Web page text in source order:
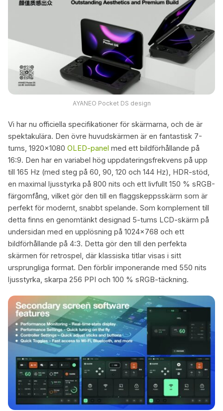
AYANEO Pocket DS design
Vi har nu officiella specifikationer för skärmarna, och de är
spektakulära. Den övre huvudskärmen är en fantastisk 7-
tums, 1920×1080 OLED-panel med ett bildförhållande på
16:9. Den har en variabel hög uppdateringsfrekvens på upp
till 165 Hz (med steg på 60, 90, 120 och 144 Hz), HDR-stöd,
en maximal ljusstyrka på 800 nits och ett livfullt 150 % sRGB-
färgomfång, vilket gör den till en flaggskeppsskärm som är
perfekt för modernt, snabbt spelande. Som komplement till
detta finns en genomtänkt designad 5-tums LCD-skärm på
undersidan med en upplösning på 1024×768 och ett
bildförhållande på 4:3. Detta gör den till den perfekta
skärmen för retrospel, där klassiska titlar visas i sitt
ursprungliga format. Den förblir imponerande med 550 nits
ljusstyrka, skarpa 256 PPI och 100 % sRGB-täckning.